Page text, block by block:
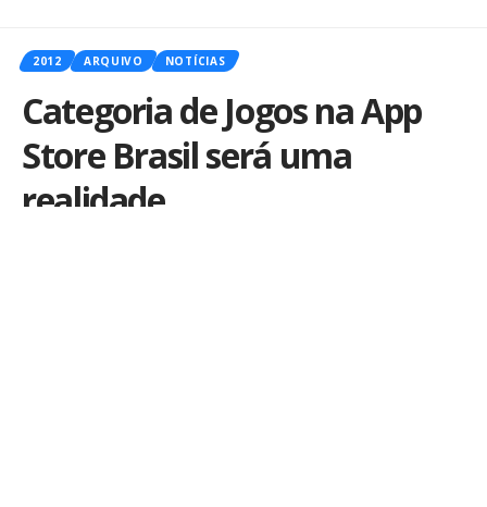
2012 ARQUIVO NOTÍCIAS
Categoria de Jogos na App
Store Brasil será uma
realidade